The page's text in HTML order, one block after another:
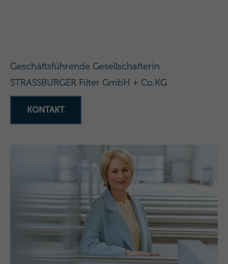
Geschäftsführende Gesellschafterin
STRASSBURGER Filter GmbH + Co.KG
KONTAKT